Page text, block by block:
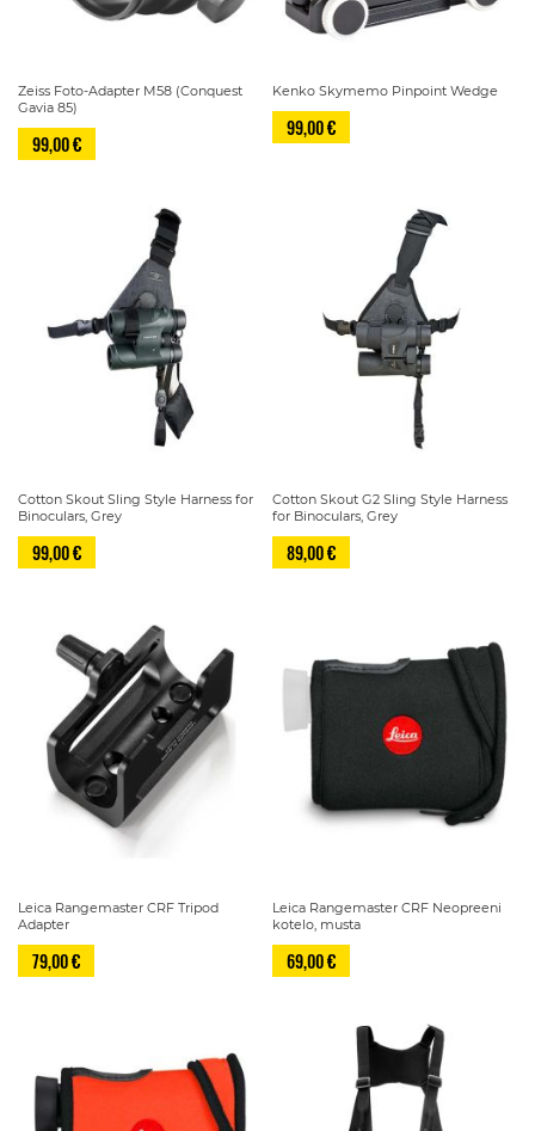
Zeiss Foto-Adapter M58 (Conquest
Gavia 85)
99,00 €
Kenko Skymemo Pinpoint Wedge
99,00 €
Cotton Skout Sling Style Harness for
Binoculars, Grey
99,00 €
Cotton Skout G2 Sling Style Harness
for Binoculars, Grey
89,00 €
Leica Rangemaster CRF Tripod
Adapter
79,00 €
Leica Rangemaster CRF Neopreeni
kotelo, musta
69,00 €